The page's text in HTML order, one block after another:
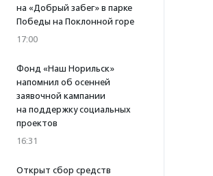
на «Добрый забег» в парке
Победы на Поклонной горе
17:00
Фонд «Наш Норильск»
напомнил об осенней
заявочной кампании
на поддержку социальных
проектов
16:31
Открыт сбор средств